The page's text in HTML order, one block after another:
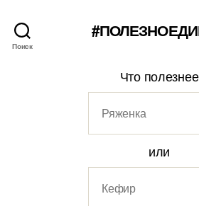
Поиск
Что полезнее
или